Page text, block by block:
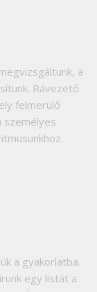
a
Rávezető
felmerülő
személyes
a gyakorlatba.
egy listát a